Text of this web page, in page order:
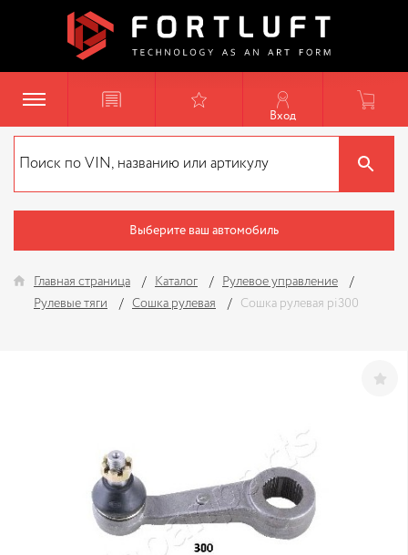
Вход
Выберите ваш автомобиль
Главная страница Каталог
Рулевое управление
Рулевые тяги
Сошка рулевая Сошка рулевая pi300